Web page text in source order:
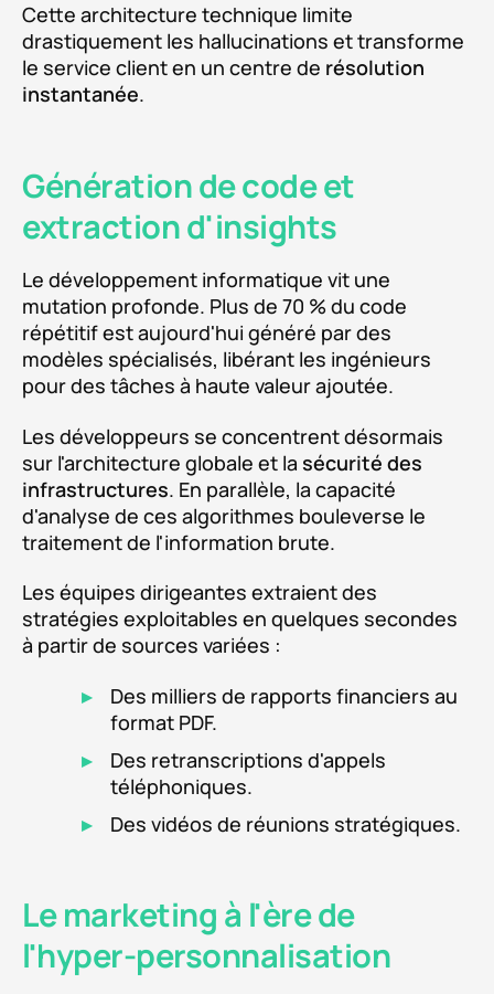
Cette architecture technique limite
drastiquement les hallucinations et transforme
le service client en un centre de résolution
instantanée.
Génération de code et
extraction d'insights
Le développement informatique vit une
mutation profonde. Plus de 70 % du code
répétitif est aujourd'hui généré par des
modèles spécialisés, libérant les ingénieurs
pour des tâches à haute valeur ajoutée.
Les développeurs se concentrent désormais
sur l'architecture globale et la sécurité des
infrastructures. En parallèle, la capacité
d'analyse de ces algorithmes bouleverse le
traitement de l'information brute.
Les équipes dirigeantes extraient des
stratégies exploitables en quelques secondes
à partir de sources variées :
Des milliers de rapports financiers au
format PDF.
Des retranscriptions d'appels
téléphoniques.
Des vidéos de réunions stratégiques.
Le marketing à l'ère de
l'hyper-personnalisation